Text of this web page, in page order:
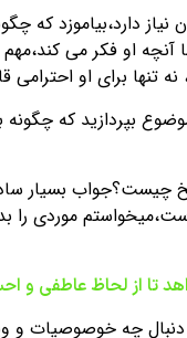
دارد،بیاموزد که
آنچه او فکر می
برای او احترامی
موضوع بپردازید که
چیست؟جواب بسیار
موردی را
تا از لحاظ عاطفی و